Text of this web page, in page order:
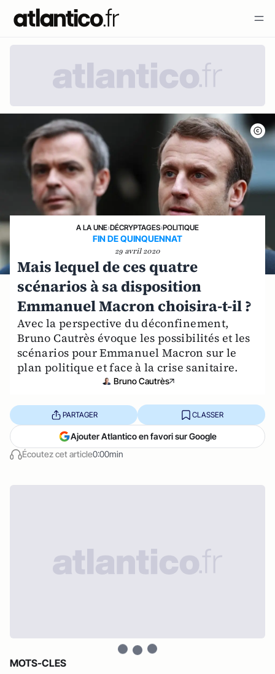
A LA UNE›DÉCRYPTAGES›POLITIQUE
FIN DE QUINQUENNAT
29 avril 2020
Mais lequel de ces quatre
scénarios à sa disposition
Emmanuel Macron choisira-t-il ?
Avec la perspective du déconfinement,
Bruno Cautrès évoque les possibilités et les
scénarios pour Emmanuel Macron sur le
plan politique et face à la crise sanitaire.
Bruno Cautrès
Écoutez cet article0:00min
PARTAGER CLASSER
Ajouter Atlantico en favori sur Google
MOTS-CLES